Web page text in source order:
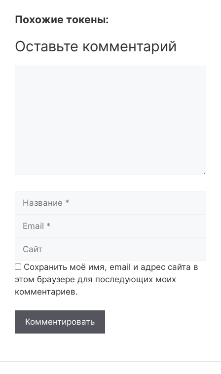
Похожие токены:
Оставьте комментарий
Сохранить моё имя, email и адрес сайта в
этом браузере для последующих моих
комментариев.